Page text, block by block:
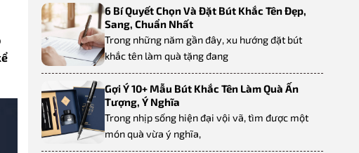
6 Bí Quyết Chọn Và Đặt Bút Khắc Tên Đẹp,
Sang, Chuẩn Nhất
Trong những năm gần đây, xu hướng đặt bút
khắc tên làm quà tặng đang
Gợi Ý 10+ Mẫu Bút Khắc Tên Làm Quà Ấn
Tượng, Ý Nghĩa
Trong nhịp sống hiện đại vội vã, tìm được một
món quà vừa ý nghĩa,